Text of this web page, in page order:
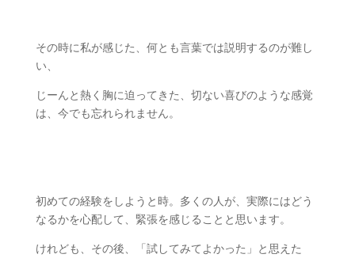
その時に私が感じた、何とも言葉では説明するのが難し
い、
じーんと熱く胸に迫ってきた、切ない喜びのような感覚
は、今でも忘れられません。
初めての経験をしようと時。多くの人が、実際にはどう
なるかを心配して、緊張を感じることと思います。
けれども、その後、「試してみてよかった」と思えた